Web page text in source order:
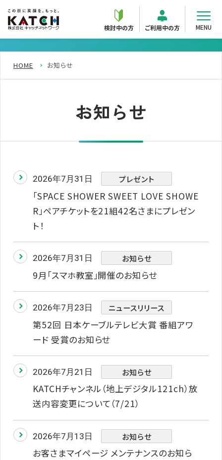
検討中の方 ご利用中の方 MENU
HOME お知らせ
お知らせ
2026年7月31日 プレゼント
「SPACE SHOWER SWEET LOVE SHOWE
R」ペアチケットを21組42名さまにプレゼン
ト！
2026年7月31日 お知らせ
9月「スマホ教室」開催のお知らせ
2026年7月23日 ニュースリリース
第52回 日本ケーブルテレビ大賞 番組アワ
ード 受賞のお知らせ
2026年7月21日 お知らせ
KATCHチャンネル（地上デジタル121ch）放
送内容変更について（7/21）
2026年7月13日 お知らせ
お客さまマイページ メンテナンスのお知ら